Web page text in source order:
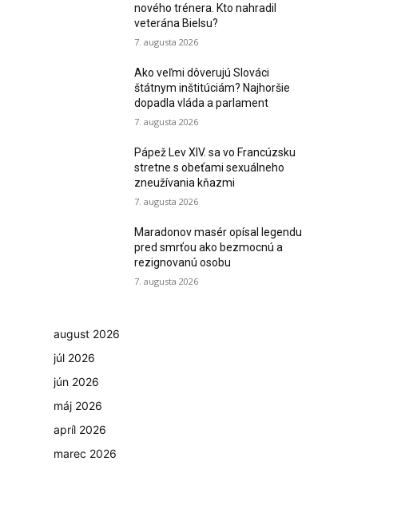
nového trénera. Kto nahradil
veterána Bielsu?
7. augusta 2026
Ako veľmi dôverujú Slováci
štátnym inštitúciám? Najhoršie
dopadla vláda a parlament
7. augusta 2026
Pápež Lev XIV. sa vo Francúzsku
stretne s obeťami sexuálneho
zneužívania kňazmi
7. augusta 2026
Maradonov masér opísal legendu
pred smrťou ako bezmocnú a
rezignovanú osobu
7. augusta 2026
august 2026
júl 2026
jún 2026
máj 2026
apríl 2026
marec 2026